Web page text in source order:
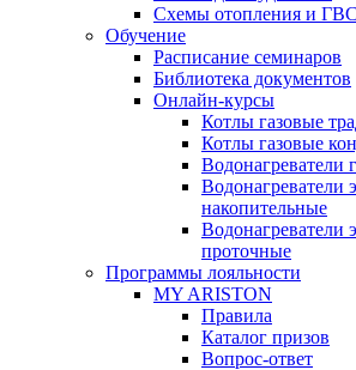
Схемы отопления и ГВС
Обучение
Расписание семинаров
Библиотека документов
Онлайн-курсы
Котлы газовые
Котлы газовые
Водонагреватели
Водонагреватели
накопительные
Водонагреватели
проточные
Программы лояльности
MY ARISTON
Правила
Каталог призов
Вопрос-ответ